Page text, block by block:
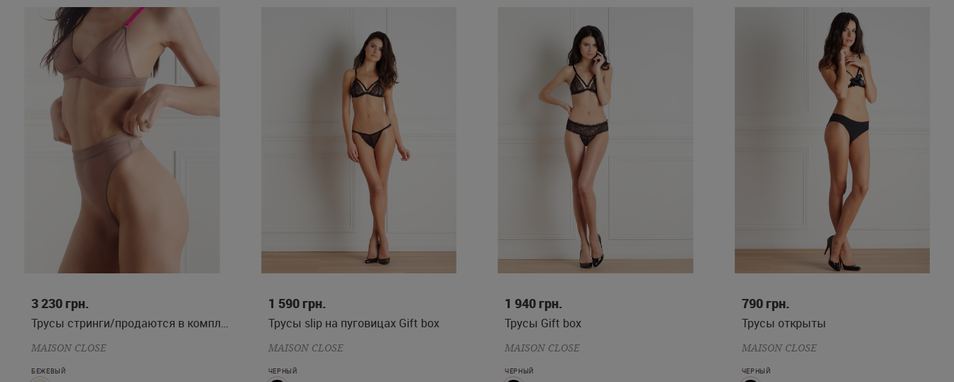
3 230 грн.
Трусы стринги/продаются в комплекте с бюстом.
MAISON CLOSE
БЕЖЕВЫЙ
1 590грн.
Трусы slip на пуговицах Gift box
MAISON CLOSE
ЧЕРНЫЙ
1 940 грн.
Трусы Gift box
MAISON CLOSE
ЧЕРНЫЙ
790грн.
Трусы открыты
MAISON CLOSE
ЧЕРНЫЙ